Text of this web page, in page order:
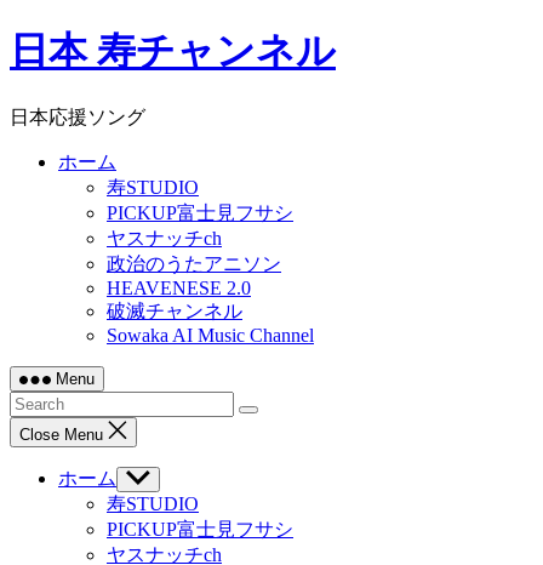
Skip
to日本 寿チャンネル
日本応援ソング
ホーム
寿STUDIO
PICKUP富士見フサシ
ヤスナッチch
政治のうたアニソン
HEAVENESE 2.0
破滅チャンネル
Sowaka AI Music Channel
Menu
Close Menu
ホーム
Show
sub
menu
寿STUDIO
PICKUP富士見フサシ
ヤスナッチch